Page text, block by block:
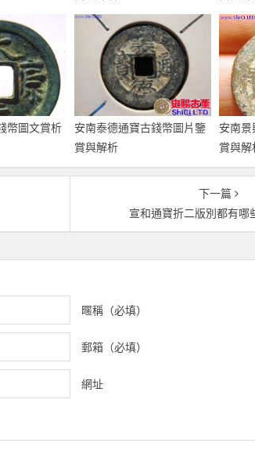
幣圖文賞析
安南泰德通寶古錢幣圖片鑒
賞與解析
安南景
賞與解
下一篇
宣和通寶折二版別都有哪
暱稱（必填）
郵箱（必填）
網址